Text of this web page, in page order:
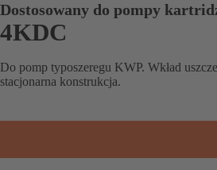
Dostosowany do pompy
4KDC
Do pomp typoszeregu KWP. Wkład
stacjonarna konstrukcja.